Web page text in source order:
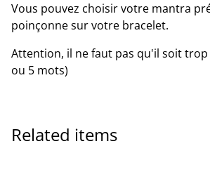
Vous pouvez choisir votre mantra
poinçonne sur votre bracelet.
Attention, il ne faut pas qu'il soit
ou 5 mots)
Related items